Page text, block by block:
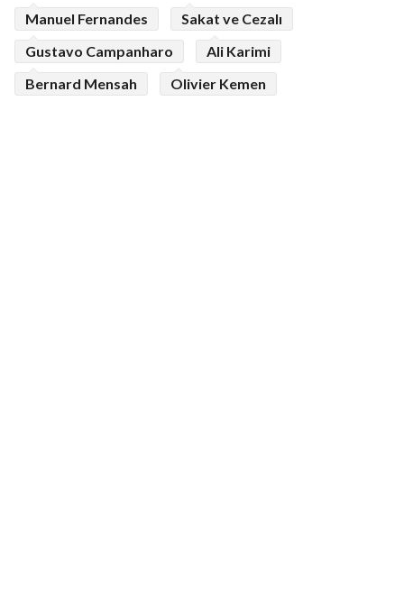
Manuel Fernandes
Sakat ve Cezalı
Gustavo Campanharo
Ali Karimi
Bernard Mensah
Olivier Kemen